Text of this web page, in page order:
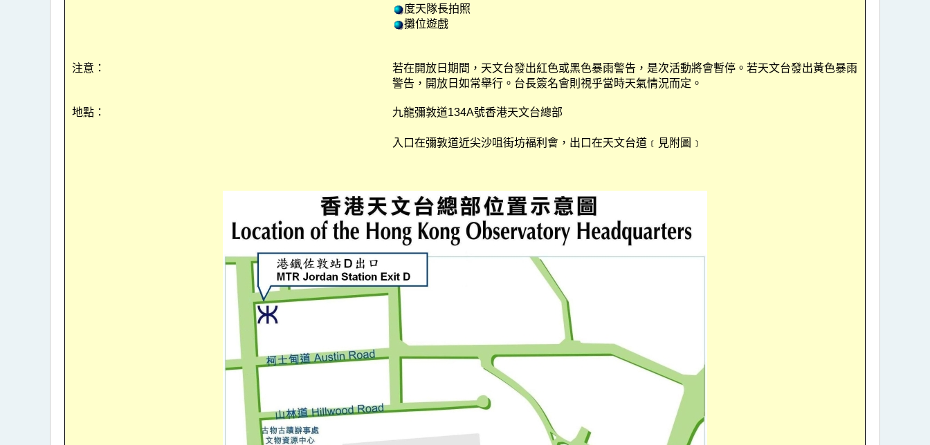
度天隊長拍照
攤位遊戲
注意：
若在開放日期間，天文台發出紅色或黑色暴雨警告，是次活動將會暫停。若天文台發出黃色暴雨
警告，開放日如常舉行。台長簽名會則視乎當時天氣情況而定。
地點： 九龍彌敦道134A號香港天文台總部
入口在彌敦道近尖沙咀街坊褔利會，出口在天文台道﹝見附圖﹞